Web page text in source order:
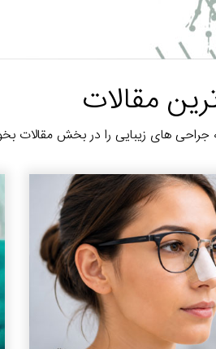
مقالات
جراحی های زیبایی را در بخش مقالات